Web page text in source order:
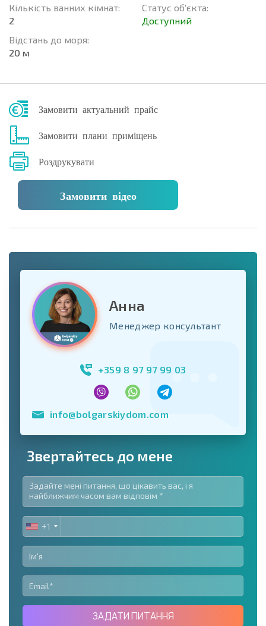
Кількість ванних кімнат:
2
Відстань до моря:
20 м
Статус об'єкта:
Доступний
Замовити актуальний прайс
Замовити плани приміщень
Роздрукувати
Замовити відео
Анна
Менеджер консультант
+359 8 97 97 99 03
info@bolgarskiydom.com
Звертайтесь до мене
UNITED
STATES
+1
+1
ЗАДАТИ ПИТАННЯ